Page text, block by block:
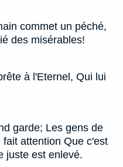
commet un péché,
des misérables!
à l'Eternel, Qui lui
garde; Les gens de
attention Que c'est
juste est enlevé.